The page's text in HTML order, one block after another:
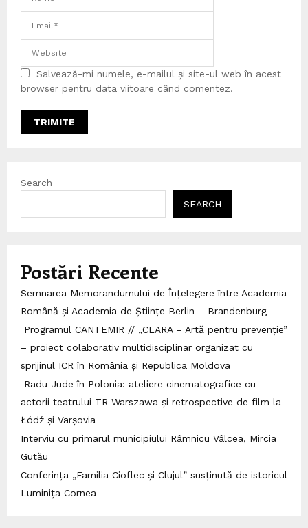
Salvează-mi numele, e-mailul și site-ul web în acest
browser pentru data viitoare când comentez.
Search
SEARCH
Postări Recente
Semnarea Memorandumului de Înțelegere între Academia
Română și Academia de Științe Berlin – Brandenburg
Programul CANTEMIR // „CLARA – Artă pentru prevenție”
– proiect colaborativ multidisciplinar organizat cu
sprijinul ICR în România și Republica Moldova
Radu Jude în Polonia: ateliere cinematografice cu
actorii teatrului TR Warszawa și retrospective de film la
Łódź și Varșovia
Interviu cu primarul municipiului Râmnicu Vâlcea, Mircia
Gutău
Conferința „Familia Cioflec și Clujul” susținută de istoricul
Luminița Cornea